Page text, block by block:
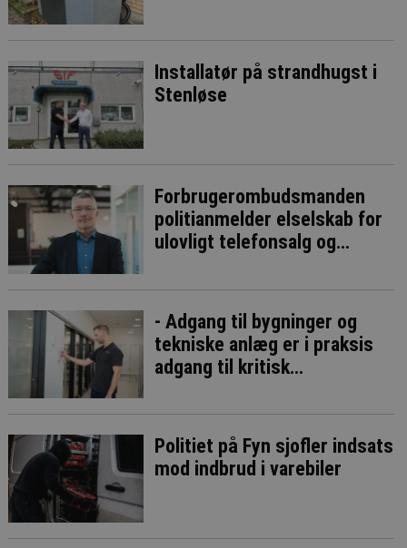
Installatør på strandhugst i
Stenløse
Forbrugerombudsmanden
politianmelder elselskab for
ulovligt telefonsalg og
- Adgang til bygninger og
tekniske anlæg er i praksis
adgang til kritisk
Politiet på Fyn sjofler indsats
mod indbrud i varebiler